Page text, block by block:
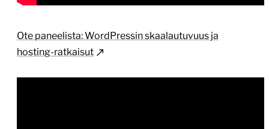
Ote paneelista: WordPressin skaalautuvuus ja
hosting-ratkaisut